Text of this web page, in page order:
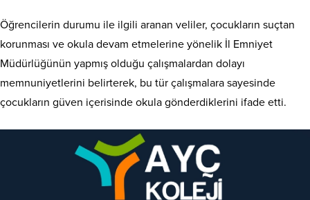
Öğrencilerin durumu ile ilgili aranan veliler, çocukların suçtan
korunması ve okula devam etmelerine yönelik İl Emniyet
Müdürlüğünün yapmış olduğu çalışmalardan dolayı
memnuniyetlerini belirterek, bu tür çalışmalara sayesinde
çocukların güven içerisinde okula gönderdiklerini ifade etti.